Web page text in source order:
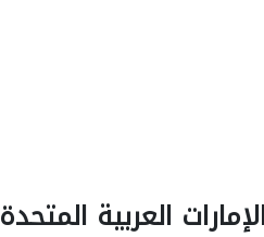
العربية المتحدة